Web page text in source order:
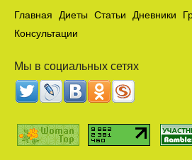
Главная Диеты Статьи Дневники
Консультации
Мы в социальных сетях